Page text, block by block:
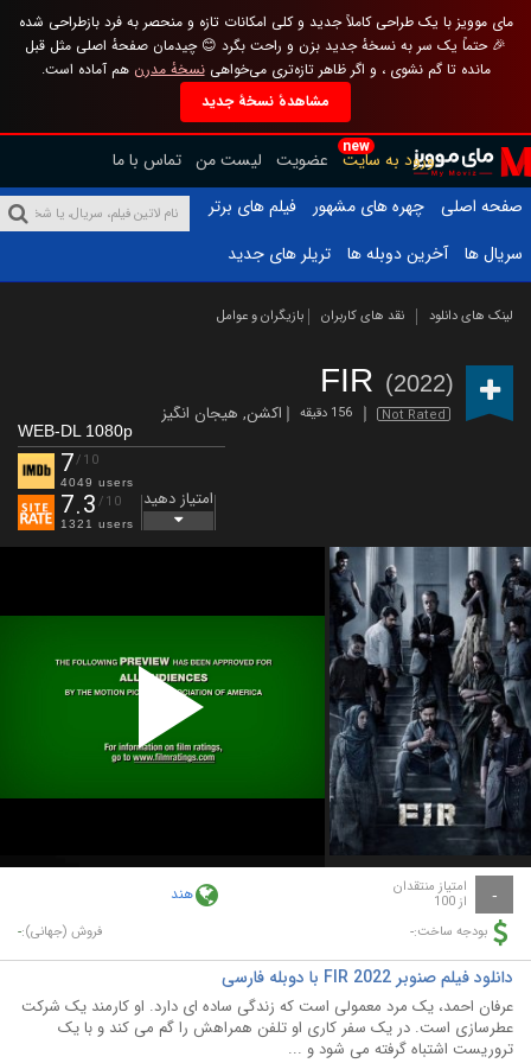
مای موویز با یک طراحی کاملاً جدید و کلی امکانات تازه و منحصر به فرد بازطراحی شده
🎉 حتماً یک سر به نسخهٔ جدید بزن و راحت بگرد 😊 چیدمان صفحهٔ اصلی مثل قبل
مانده تا گم نشوی ، و اگر ظاهر تازه‌تری می‌خواهینسخهٔ مدرن هم آماده است.
مشاهدهٔ نسخهٔ جدید
new
ورود به سایت عضویت لیست من تماس با ما
صفحه اصلی
چهره های مشهور
فیلم های برتر
سریال ها
آخرین دوبله ها تریلر های جدید
لینک های دانلود نقد های کاربران بازیگران و عوامل
FIR (2022)
Not Rated 156 دقیقه اکشن, هیجان انگیز
WEB-DL 1080p
7/10
4049 users
7.3 /10
1321 users
امتیاز دهید
Play
Video
- امتیاز منتقدان
از 100 هند
بودجه ساخت:- فروش (جهانی):-
دانلود فیلم صنوبر FIR 2022 با دوبله فارسی
عرفان احمد، یک مرد معمولی است که زندگی ساده ای دارد. او کارمند یک شرکت
عطرسازی است. در یک سفر کاری او تلفن همراهش را گم می کند و با یک
تروریست اشتباه گرفته می شود و ...